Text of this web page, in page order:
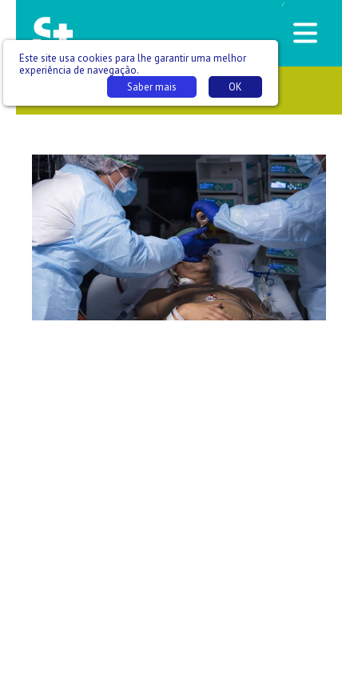
/
SAÚDE QUE SE VÊ
Este site usa cookies para lhe garantir uma melhor
experiência de navegação.
OK
Saber mais